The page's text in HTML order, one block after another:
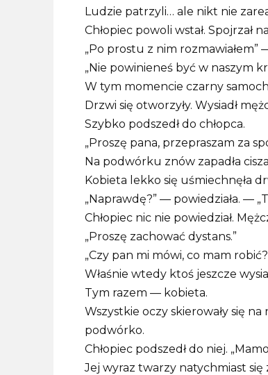
Ludzie patrzyli… ale nikt nie
Chłopiec powoli wstał. Spojrzał
„Po prostu z nim rozmawiałem”
„Nie powinieneś być w naszym
W tym momencie czarny
Drzwi się otworzyły. Wysiadł
Szybko podszedł do chłopca.
„Proszę pana, przepraszam za
Na podwórku znów zapadła
Kobieta lekko się uśmiechnęła
„Naprawdę?” — powiedziała. —
Chłopiec nic nie powiedział.
„Proszę zachować dystans.”
„Czy pan mi mówi, co mam
Właśnie wtedy ktoś jeszcze
Tym razem — kobieta.
Wszystkie oczy skierowały się na
podwórko.
Chłopiec podszedł do niej.
Jej wyraz twarzy natychmiast się